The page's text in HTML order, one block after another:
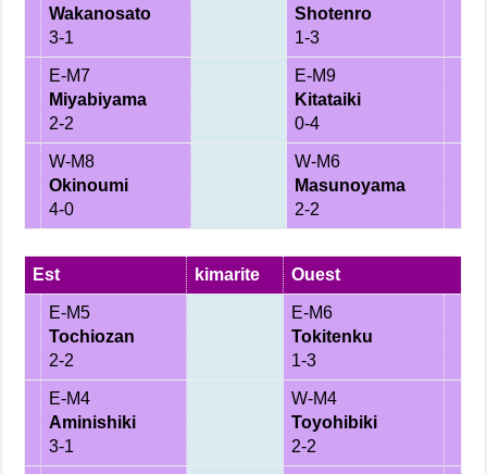
Wakanosato
3-1
Shotenro
1-3
E-M7
Miyabiyama
2-2
E-M9
Kitataiki
0-4
W-M8
Okinoumi
4-0
W-M6
Masunoyama
2-2
Est kimarite Ouest
E-M5
Tochiozan
2-2
E-M6
Tokitenku
1-3
E-M4
Aminishiki
3-1
W-M4
Toyohibiki
2-2